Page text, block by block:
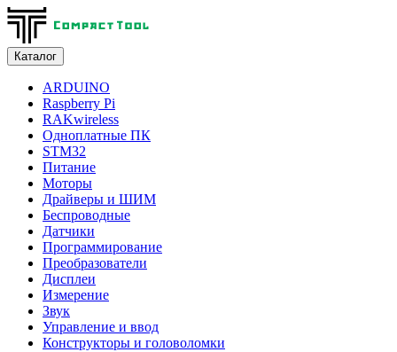
Каталог
ARDUINO
Raspberry Pi
RAKwireless
Одноплатные ПК
STM32
Питание
Моторы
Драйверы и ШИМ
Беспроводные
Датчики
Программирование
Преобразователи
Дисплеи
Измерение
Звук
Управление и ввод
Конструкторы и головоломки